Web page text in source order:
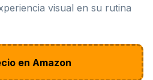
visual en su rutina
en Amazon